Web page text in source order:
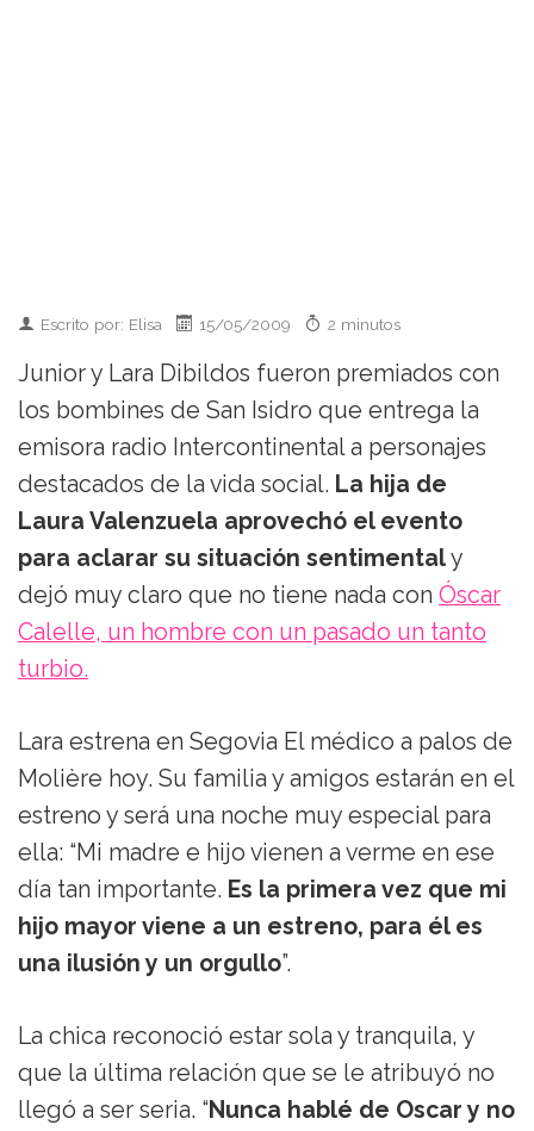
Escrito por: Elisa 15/05/2009 2 minutos
Junior y Lara Dibildos fueron premiados con
los bombines de San Isidro que entrega la
emisora radio Intercontinental a personajes
destacados de la vida social. La hija de
Laura Valenzuela aprovechó el evento
para aclarar su situación sentimentaly
dejó muy claro que no tiene nada con Óscar
Calelle, un hombre con un pasado un tanto
turbio.
Lara estrena en Segovia El médico a palos de
Molière hoy. Su familia y amigos estarán en el
estreno y será una noche muy especial para
ella: “Mi madre e hijo vienen a verme en ese
día tan importante. Es la primera vez que mi
hijo mayor viene a un estreno, para él es
una ilusión y un orgullo”.
La chica reconoció estar sola y tranquila, y
que la última relación que se le atribuyó no
llegó a ser seria. “Nunca hablé de Oscar y no